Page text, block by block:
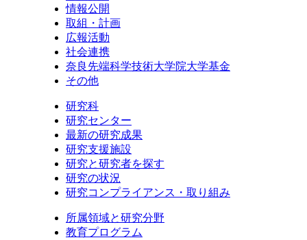
情報公開
取組・計画
広報活動
社会連携
奈良先端科学技術大学院大学基金
その他
研究科
研究センター
最新の研究成果
研究支援施設
研究と研究者を探す
研究の状況
研究コンプライアンス・取り組み
所属領域と研究分野
教育プログラム